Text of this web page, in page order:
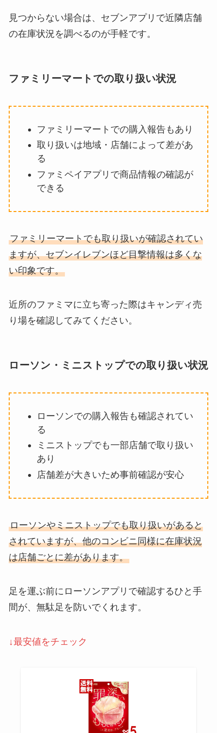
見つからない場合は、セブンアプリで近隣店舗
の在庫状況を調べるのが手軽です。
ファミリーマートでの取り扱い状況
ファミリーマートでの購入報告もあり
取り扱いは地域・店舗によって差があ
る
ファミペイアプリで商品情報の確認が
できる
ファミリーマートでも取り扱いが確認されてい
ますが、セブンイレブンほど目撃情報は多くな
い印象です。
近所のファミマに立ち寄った際はキャンディ売
り場を確認してみてください。
ローソン・ミニストップでの取り扱い状況
ローソンでの購入報告も確認されてい
る
ミニストップでも一部店舗で取り扱い
あり
店舗差が大きいため事前確認が安心
ローソンやミニストップでも取り扱いがあると
されていますが、他のコンビニ同様に在庫状況
は店舗ごとに差があります。
足を運ぶ前にローソンアプリで確認するひと手
間が、無駄足を防いでくれます。
↓最安値をチェック